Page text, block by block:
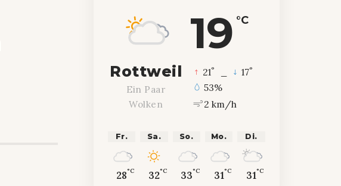
19 °C
Rottweil
Ein Paar
Wolken
21° 17°
53%
2 km/h
Fr.
28°C
Sa.
32°C
So.
33°C
Mo.
31°C
Di.
31°C